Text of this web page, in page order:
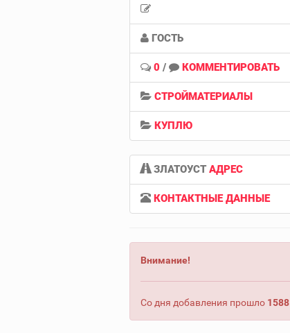
ГОСТЬ
0 / КОММЕНТИРОВАТЬ
СТРОЙМАТЕРИАЛЫ
КУПЛЮ
ЗЛАТОУСТАДРЕС
КОНТАКТНЫЕ ДАННЫЕ
Внимание!
Со дня добавления прошло 1588